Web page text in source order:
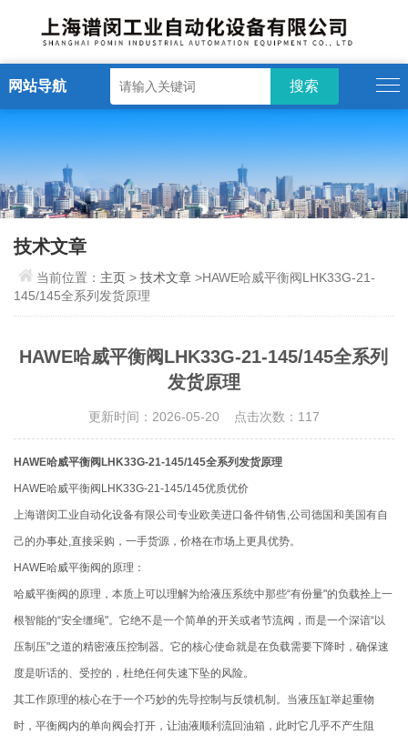
网站导航
技术文章
当前位置： 主页 >技术文章 >HAWE哈威平衡阀LHK33G-21-
145/145全系列发货原理
HAWE哈威平衡阀LHK33G-21-145/145全系列
发货原理
更新时间：2026-05-20 点击次数：117
HAWE哈威平衡阀LHK33G-21-145/145全系列发货原理
HAWE哈威平衡阀LHK33G-21-145/145优质优价
上海谱闵工业自动化设备有限公司专业欧美进口备件销售,公司德国和美国有自
己的办事处,直接采购，一手货源，价格在市场上更具优势。
HAWE哈威平衡阀的原理：
哈威平衡阀的原理，本质上可以理解为给液压系统中那些“有份量"的负载拴上一
根智能的“安全缰绳"。它绝不是一个简单的开关或者节流阀，而是一个深谙“以
压制压"之道的精密液压控制器。它的核心使命就是在负载需要下降时，确保速
度是听话的、受控的，杜绝任何失速下坠的风险。
其工作原理的核心在于一个巧妙的先导控制与反馈机制。当液压缸举起重物
时，平衡阀内的单向阀会打开，让油液顺利流回油箱，此时它几乎不产生阻